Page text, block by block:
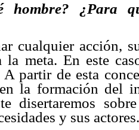
hombre? ¿Para
cualquier acción,
la meta. En este
A partir de esta
la formación del
disertaremos
y sus actores.